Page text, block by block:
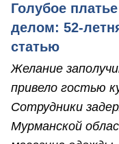
Голубое
делом: 52-
статью
Желание
привело гостью
Сотрудники
Мурманской